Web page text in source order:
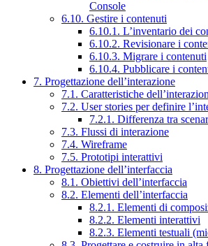
Console
6.10. Gestire i contenuti
6.10.1. L’inventario dei
6.10.2. Revisionare i
6.10.3. Migrare i contenuti
6.10.4. Pubblicare i
7. Progettazione dell’interazione
7.1. Caratteristiche
7.2. User stories per definire
7.2.1. Differenza tra
7.3. Flussi di interazione
7.4. Wireframe
7.5. Prototipi interattivi
8. Progettazione dell’interfaccia
8.1. Obiettivi dell’interfaccia
8.2. Elementi dell’interfaccia
8.2.1. Elementi di
8.2.2. Elementi interattivi
8.2.3. Elementi testuali